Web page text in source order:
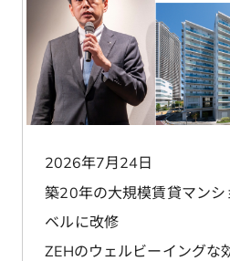
2026年7月24日
築20年の大規模賃貸マンシ
ベルに改修
ZEHのウェルビーイングな